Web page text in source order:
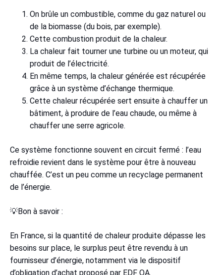
On brûle un combustible, comme du gaz naturel ou
de la biomasse (du bois, par exemple).
Cette combustion produit de la chaleur.
La chaleur fait tourner une turbine ou un moteur, qui
produit de l’électricité.
En même temps, la chaleur générée est récupérée
grâce à un système d’échange thermique.
Cette chaleur récupérée sert ensuite à chauffer un
bâtiment, à produire de l’eau chaude, ou même à
chauffer une serre agricole.
Ce système fonctionne souvent en circuit fermé : l’eau
refroidie revient dans le système pour être à nouveau
chauffée. C’est un peu comme un recyclage permanent
de l’énergie.
💡Bon à savoir :
En France, si la quantité de chaleur produite dépasse les
besoins sur place, le surplus peut être revendu à un
fournisseur d’énergie, notamment via le dispositif
d’obligation d’achat proposé par EDF OA.